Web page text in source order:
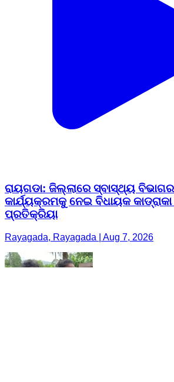
ରାୟଗଡା: ଜିଲ୍ଲାରେ ସ୍ବାସ୍ଥ୍ୟ
କାର୍ଯ୍ୟକ୍ରମକୁ ନେଇ ବିଧାୟକ
ପ୍ରତିକ୍ରିୟା
Rayagada, Rayagada | Aug 7, 2026